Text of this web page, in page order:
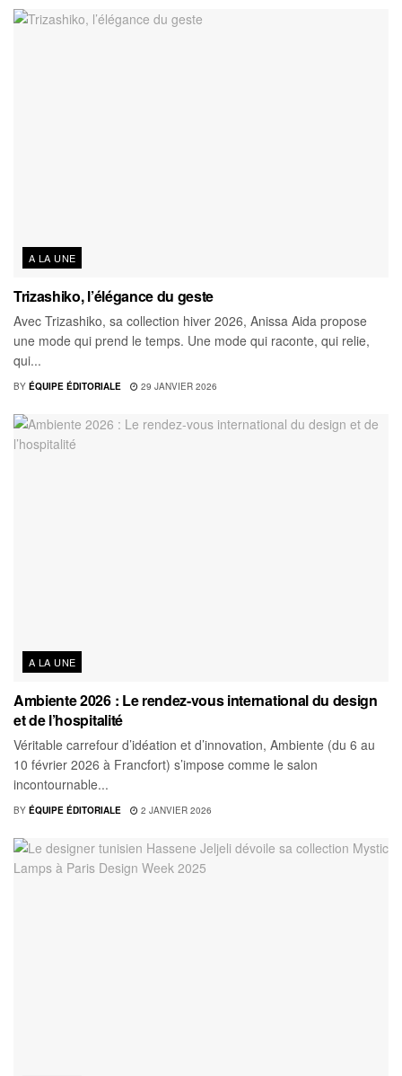
A LA UNE
Trizashiko, l’élégance du geste
Avec Trizashiko, sa collection hiver 2026, Anissa Aida propose
une mode qui prend le temps. Une mode qui raconte, qui relie,
qui...
BY ÉQUIPE ÉDITORIALE 29 JANVIER 2026
A LA UNE
Ambiente 2026 : Le rendez-vous international du design
et de l’hospitalité
Véritable carrefour d’idéation et d’innovation, Ambiente (du 6 au
10 février 2026 à Francfort) s’impose comme le salon
incontournable...
BY ÉQUIPE ÉDITORIALE 2 JANVIER 2026